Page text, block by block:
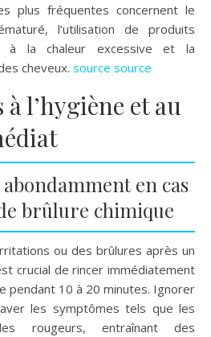
plus fréquentes concernent le
l’utilisation de produits
à la chaleur excessive et la
cheveux. source source
l’hygiène et au
en cas
brûlure chimique
ou des brûlures après un
crucial de rincer immédiatement
pendant 10 à 20 minutes. Ignorer
les symptômes tels que les
rougeurs, entraînant des